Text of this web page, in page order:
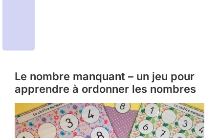
Le nombre manquant – un jeu pour
apprendre à ordonner les nombres